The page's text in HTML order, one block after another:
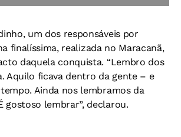
um dos responsáveis por
finalíssima, realizada no Maracanã,
daquela conquista. “Lembro dos
Aquilo ficava dentro da gente – e
Ainda nos lembramos da
gostoso lembrar”, declarou.